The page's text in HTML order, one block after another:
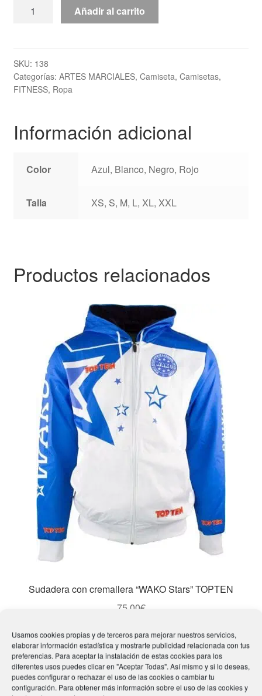
Usamos cookies propias y de terceros para mejorar nuestros servicios,
elaborar información estadística y mostrarte publicidad relacionada con tus
preferencias. Para aceptar la instalación de estas cookies para los
diferentes usos puedes clicar en "Aceptar Todas". Así mismo y si lo deseas,
puedes configurar o rechazar el uso de las cookies o cambiar tu
configuración. Para obtener más información sobre el uso de las cookies y
in
the
Ring"
Añadir al carrito
SKU: 138
Categorías: ARTES MARCIALES, Camiseta, Camisetas,
FITNESS, Ropa
Información adicional
Color Azul, Blanco, Negro, Rojo
Talla XS, S, M, L, XL, XXL
Productos relacionados
Sudadera con cremallera “WAKO Stars” TOPTEN
75,00€
Seleccionar opciones
Este
producto
tiene
múltiples
variantes.